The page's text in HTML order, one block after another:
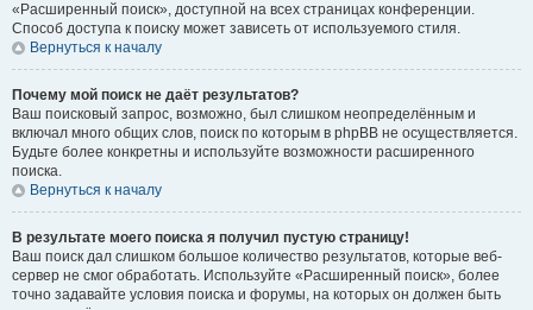
«Расширенный поиск», доступной на всех страницах конференции.
Способ доступа к поиску может зависеть от используемого стиля.
Вернуться к началу
Почему мой поиск не даёт результатов?
Ваш поисковый запрос, возможно, был слишком неопределённым и
включал много общих слов, поиск по которым в phpBB не осуществляется.
Будьте более конкретны и используйте возможности расширенного
поиска.
Вернуться к началу
В результате моего поиска я получил пустую страницу!
Ваш поиск дал слишком большое количество результатов, которые веб-
сервер не смог обработать. Используйте «Расширенный поиск», более
точно задавайте условия поиска и форумы, на которых он должен быть